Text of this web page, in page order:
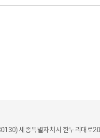
세종특별자치시 한누리대로